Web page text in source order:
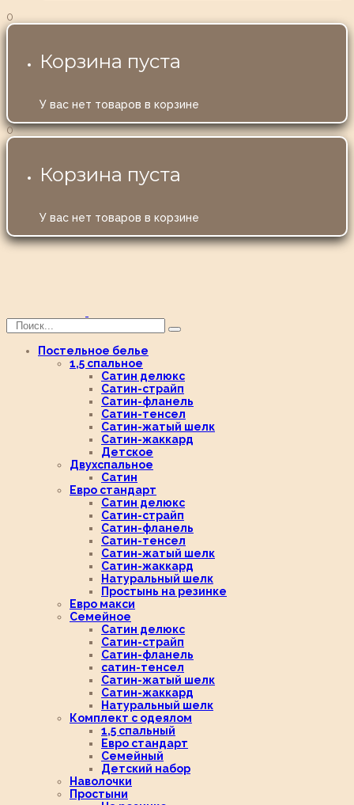
0
Корзина пуста
У вас нет товаров в корзине
0
Корзина пуста
У вас нет товаров в корзине
Постельное белье
1,5 спальное
Сатин делюкс
Сатин-страйп
Сатин-фланель
Сатин-тенсел
Сатин-жатый шелк
Сатин-жаккард
Детское
Двухспальное
Сатин
Евро стандарт
Сатин делюкс
Сатин-страйп
Сатин-фланель
Сатин-тенсел
Сатин-жатый шелк
Сатин-жаккард
Натуральный шелк
Простынь на резинке
Евро макси
Семейное
Сатин делюкс
Сатин-страйп
Сатин-фланель
сатин-тенсел
Сатин-жатый шелк
Сатин-жаккард
Натуральный шелк
Комплект с одеялом
1,5 спальный
Евро стандарт
Семейный
Детский набор
Наволочки
Простыни